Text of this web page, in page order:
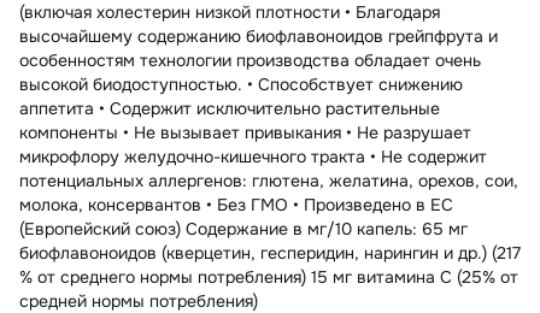
(включая холестерин низкой плотности • Благодаря
высочайшему содержанию биофлавоноидов грейпфрута и
особенностям технологии производства обладает очень
высокой биодоступностью. • Способствует снижению
аппетита • Содержит исключительно растительные
компоненты • Не вызывает привыкания • Не разрушает
микрофлору желудочно-кишечного тракта • Не содержит
потенциальных аллергенов: глютена, желатина, орехов, сои,
молока, консервантов • Без ГМО • Произведено в ЕС
(Европейский союз) Содержание в мг/10 капель: 65 мг
биофлавоноидов (кверцетин, гесперидин, нарингин и др.) (217
% от среднего нормы потребления) 15 мг витамина С (25% от
средней нормы потребления)